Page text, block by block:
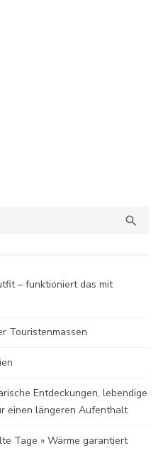

– funktioniert das mit
Touristenmassen
Entdeckungen, lebendige
einen längeren Aufenthalt
Tage » Wärme garantiert